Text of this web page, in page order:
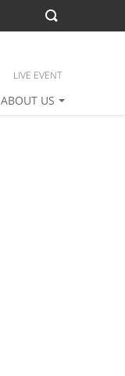
ABOUT US
LIVE EVENT